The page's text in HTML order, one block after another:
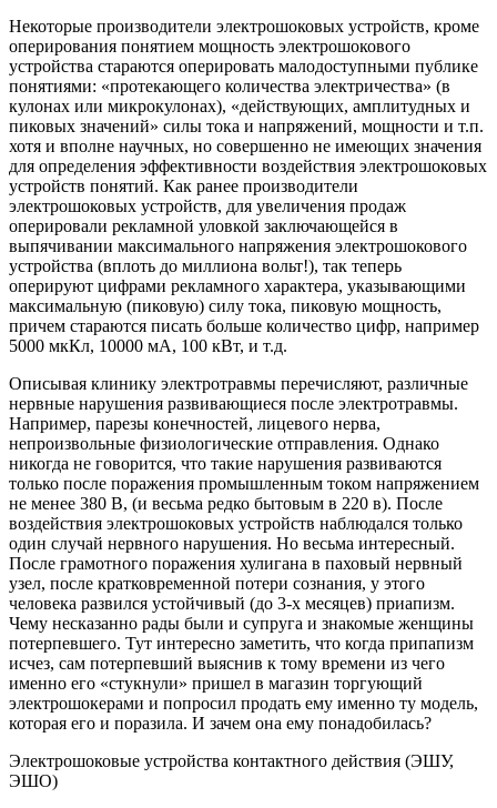
Некоторые производители электрошоковых устройств, кроме
оперирования понятием мощность электрошокового
устройства стараются оперировать малодоступными публике
понятиями: «протекающего количества электричества» (в
кулонах или микрокулонах), «действующих, амплитудных и
пиковых значений» силы тока и напряжений, мощности и т.п.
хотя и вполне научных, но совершенно не имеющих значения
для определения эффективности воздействия электрошоковых
устройств понятий. Как ранее производители
электрошоковых устройств, для увеличения продаж
оперировали рекламной уловкой заключающейся в
выпячивании максимального напряжения электрошокового
устройства (вплоть до миллиона вольт!), так теперь
оперируют цифрами рекламного характера, указывающими
максимальную (пиковую) силу тока, пиковую мощность,
причем стараются писать больше количество цифр, например
5000 мкКл, 10000 мА, 100 кВт, и т.д.
Описывая клинику электротравмы перечисляют, различные
нервные нарушения развивающиеся после электротравмы.
Например, парезы конечностей, лицевого нерва,
непроизвольные физиологические отправления. Однако
никогда не говорится, что такие нарушения развиваются
только после поражения промышленным током напряжением
не менее 380 В, (и весьма редко бытовым в 220 в). После
воздействия электрошоковых устройств наблюдался только
один случай нервного нарушения. Но весьма интересный.
После грамотного поражения хулигана в паховый нервный
узел, после кратковременной потери сознания, у этого
человека развился устойчивый (до 3-х месяцев) приапизм.
Чему несказанно рады были и супруга и знакомые женщины
потерпевшего. Тут интересно заметить, что когда припапизм
исчез, сам потерпевший выяснив к тому времени из чего
именно его «стукнули» пришел в магазин торгующий
электрошокерами и попросил продать ему именно ту модель,
которая его и поразила. И зачем она ему понадобилась?
Электрошоковые устройства контактного действия (ЭШУ,
ЭШО)